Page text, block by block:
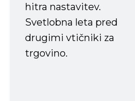
hitra nastavitev.
Svetlobna leta pred
drugimi vtičniki za
trgovino.